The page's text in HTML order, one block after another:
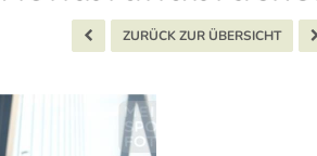
ZURÜCK ZUR ÜBERSICHT